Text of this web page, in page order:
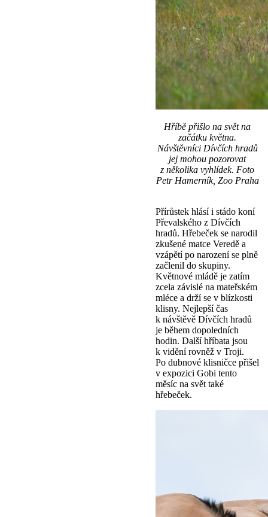
Hříbě přišlo na svět na
začátku května.
Návštěvníci Dívčích hradů
jej mohou pozorovat
z několika vyhlídek. Foto
Petr Hamerník, Zoo Praha
Přírůstek hlásí i stádo koní
Převalského z Dívčích
hradů. Hřebeček se narodil
zkušené matce Veredě a
vzápětí po narození se plně
začlenil do skupiny.
Květnové mládě je zatím
zcela závislé na mateřském
mléce a drží se v blízkosti
klisny. Nejlepší čas
k návštěvě Dívčích hradů
je během dopoledních
hodin. Další hříbata jsou
k vidění rovněž v Troji.
Po dubnové klisničce přišel
v expozici Gobi tento
měsíc na svět také
hřebeček.